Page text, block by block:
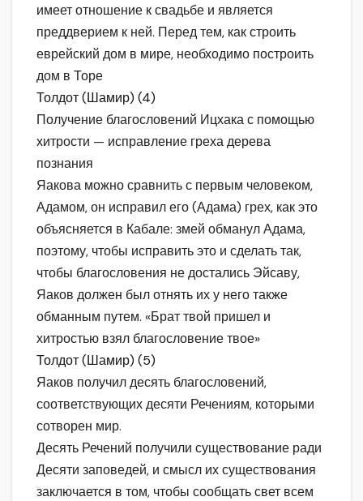
имеет отношение к свадьбе и является
преддверием к ней. Перед тем, как строить
еврейский дом в мире, необходимо построить
дом в Торе
Толдот (Шамир) (4)
Получение благословений Ицхака с помощью
хитрости — исправление греха дерева
познания
Яакова можно сравнить с первым человеком,
Адамом, он исправил его (Адама) грех, как это
объясняется в Кабале: змей обманул Адама,
поэтому, чтобы исправить это и сделать так,
чтобы благословения не достались Эйсаву,
Яаков должен был отнять их у него также
обманным путем. «Брат твой пришел и
хитростью взял благословение твое»
Толдот (Шамир) (5)
Яаков получил десять благословений,
соответствующих десяти Речениям, которыми
сотворен мир.
Десять Речений получили существование ради
Десяти заповедей, и смысл их существования
заключается в том, чтобы сообщать свет всем